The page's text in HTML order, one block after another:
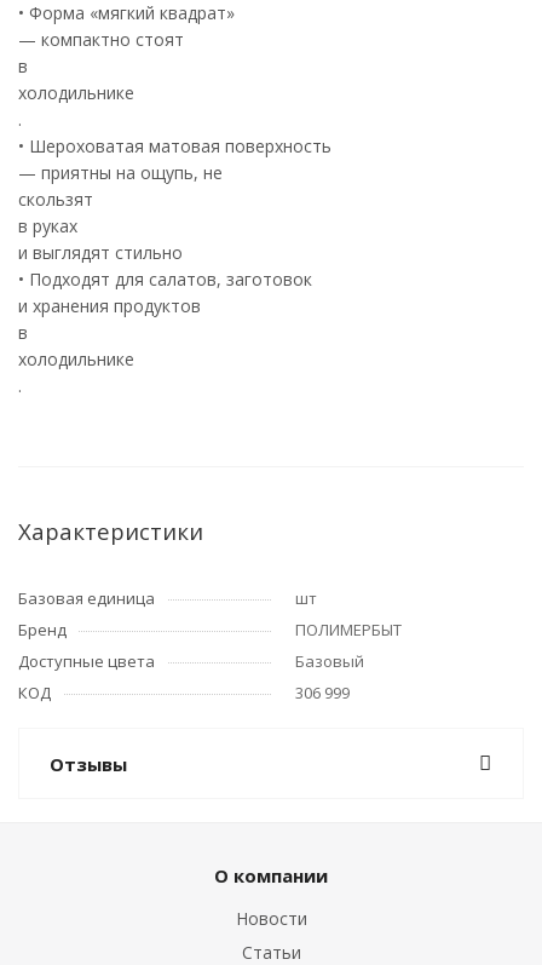
• Форма «мягкий квадрат»
— компактно стоят
в
холодильнике
.
• Шероховатая матовая поверхность
— приятны на ощупь, не
скользят
в руках
и выглядят стильно
• Подходят для салатов, заготовок
и хранения продуктов
в
холодильнике
.
Характеристики
Базовая единица
шт
Бренд
ПОЛИМЕРБЫТ
Доступные цвета
Базовый
КОД
306 999
Отзывы
О компании
Новости
Статьи